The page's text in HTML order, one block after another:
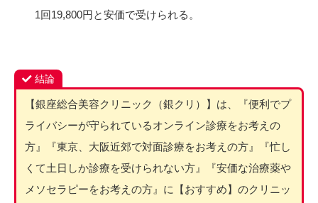
1回19,800円と安価で受けられる。
結論
【銀座総合美容クリニック（銀クリ）】は、『便利でプ
ライバシーが守られているオンライン診療をお考えの
方』『東京、大阪近郊で対面診療をお考えの方』『忙し
くて土日しか診療を受けられない方』『安価な治療薬や
メソセラピーをお考えの方』に【おすすめ】のクリニッ